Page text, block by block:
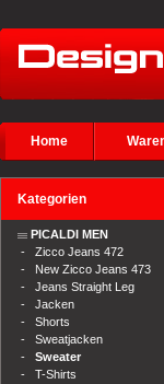
Home
Kategorien
PICALDI MEN
- Zicco Jeans 472
- New Zicco Jeans 473
- Jeans Straight Leg
- Jacken
- Shorts
- Sweatjacken
- Sweater
- T-Shirts